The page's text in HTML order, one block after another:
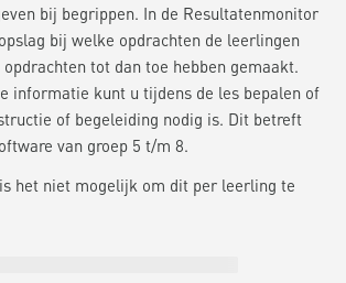
bij begrippen. In de Resultatenmonitor
bij welke opdrachten de leerlingen
tot dan toe hebben gemaakt.
informatie kunt u tijdens de les bepalen of
of begeleiding nodig is. Dit betreft
van groep 5 t/m 8.
het niet mogelijk om dit per leerling te